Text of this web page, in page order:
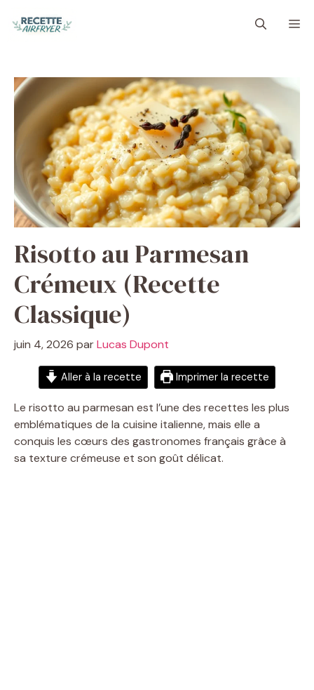
Risotto au Parmesan
Crémeux (Recette
Classique)
juin 4, 2026 parLucas Dupont
Aller à la recette Imprimer la recette
Le risotto au parmesan est l’une des recettes les plus
emblématiques de la cuisine italienne, mais elle a
conquis les cœurs des gastronomes français grâce à
sa texture crémeuse et son goût délicat.